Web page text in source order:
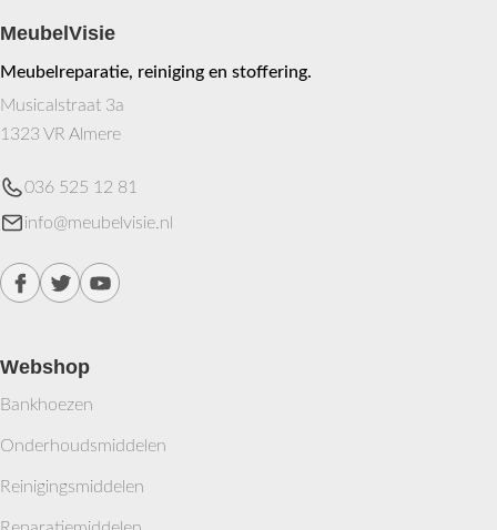
MeubelVisie
Meubelreparatie, reiniging en stoffering.
Musicalstraat 3a
1323 VR Almere
036 525 12 81
info@meubelvisie.nl
Webshop
Bankhoezen
Onderhoudsmiddelen
Reinigingsmiddelen